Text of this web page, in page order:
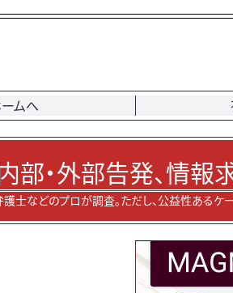
ムへ
部・外部告発、情報
護士などのプロが調査。ただし、公益性あるケ